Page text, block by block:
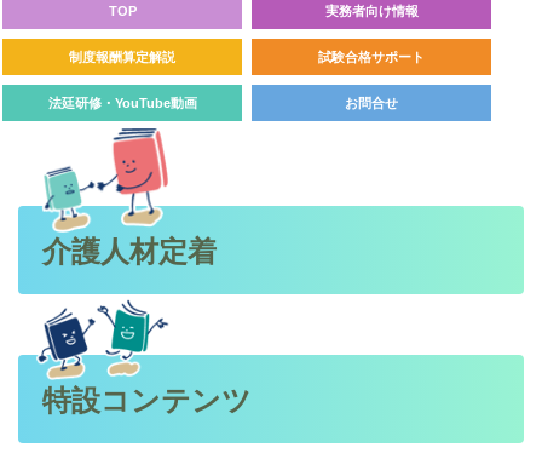
TOP 実務者向け情報
制度報酬算定解説 試験合格サポート
法廷研修・YouTube動画 お問合せ
介護人材定着
特設コンテンツ